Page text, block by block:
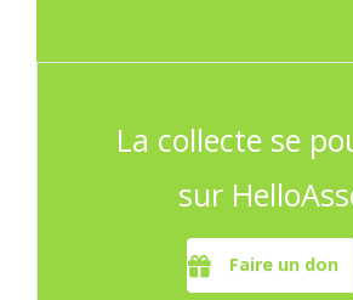
La collecte se
sur
Faire un don